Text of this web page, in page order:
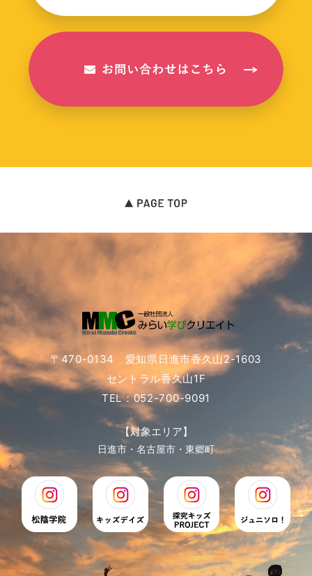
〒470-0134 愛知県日進市香久山2-1603
セントラル香久山1F
TEL：052-700-9091
【対象エリア】
日進市・名古屋市・東郷町